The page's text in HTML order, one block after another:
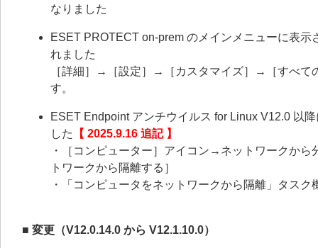
なりました
ESET PROTECT on-prem のメインメニューに表
れました
［詳細］→［設定］→［カスタマイズ］→［すべて
す。
ESET Endpoint アンチウイルス for Linux V12.0 以
した
【 2025.9.16 追記 】
・［コンピューター］アイコン→ネットワークか
トワークから隔離する］
・「コンピュータをネットワークから隔離」タスク
■ 変更（V12.0.14.0 から V12.1.10.0）